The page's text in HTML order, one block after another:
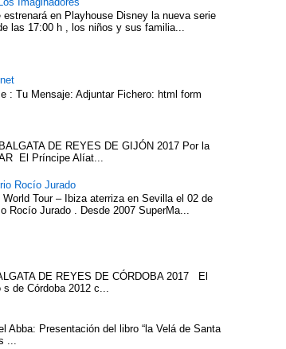
estrenará en Playhouse Disney la nueva serie
las 17:00 h , los niños y sus familia...
: Tu Mensaje: Adjuntar Fichero: html form
DE REYES DE GIJÓN 2017 Por la
El Príncipe Alíat...
Rocío Jurado
Tour – Ibiza aterriza en Sevilla el 02 de
Rocío Jurado . Desde 2007 SuperMa...
DE REYES DE CÓRDOBA 2017 El
de Córdoba 2012 c...
Abba: Presentación del libro “la Velá de Santa
...